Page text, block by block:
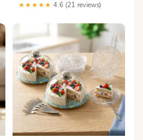
★★★★★ 4.6 (21 reviews)